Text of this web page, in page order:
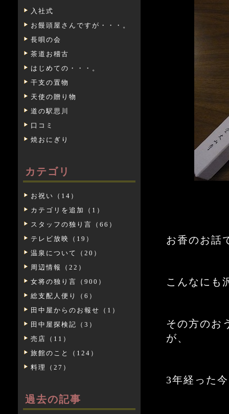
入社式
お饅頭屋さんですが・・・。
長唄の会
茶道お稽古
はじめての・・・。
干支の置物
天使の贈り物
道の駅思川
口コミ
焼おにぎり
カテゴリ
お祝い（14）
カテゴリを追加（1）
スタッフの独り言（66）
テレビ放映（19）
温泉について（20）
周辺情報（22）
女将の独り言（900）
総支配人便り（6）
田中屋からのお報せ（1）
田中屋探検記（3）
売店（11）
旅館のこと（124）
料理（27）
過去の記事
お香のお話
こんなにも
その方のお
が、
3年経った